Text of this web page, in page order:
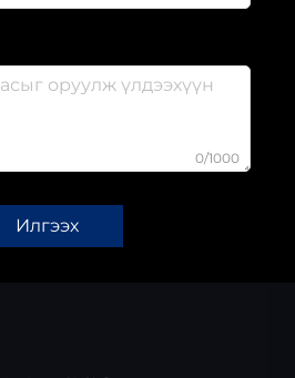
0/1000
Илгээх